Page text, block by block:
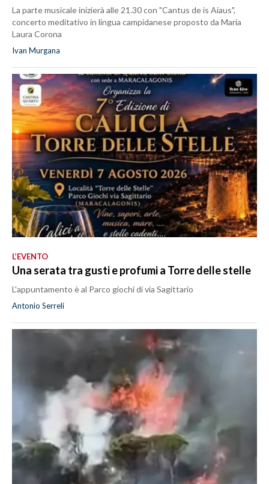
La parte musicale inizierà alle 21.30 con "Cantus de is Aiaus",
concerto meditativo in lingua campidanese proposto da Maria
Laura Corona
Ivan Murgana
L’EVENTO
Una serata tra gusti e profumi a Torre delle stelle
L'appuntamento è al Parco giochi di via Sagittario
Antonio Serreli